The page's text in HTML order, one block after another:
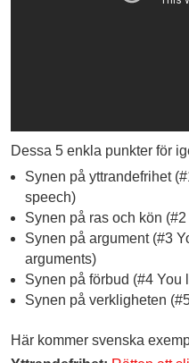
Dessa 5 enkla punkter för
Synen på yttrandefrihet
speech)
Synen på ras och kön
Synen på argument (#3
arguments)
Synen på förbud (#4 You
Synen på verkligheten
Här kommer svenska